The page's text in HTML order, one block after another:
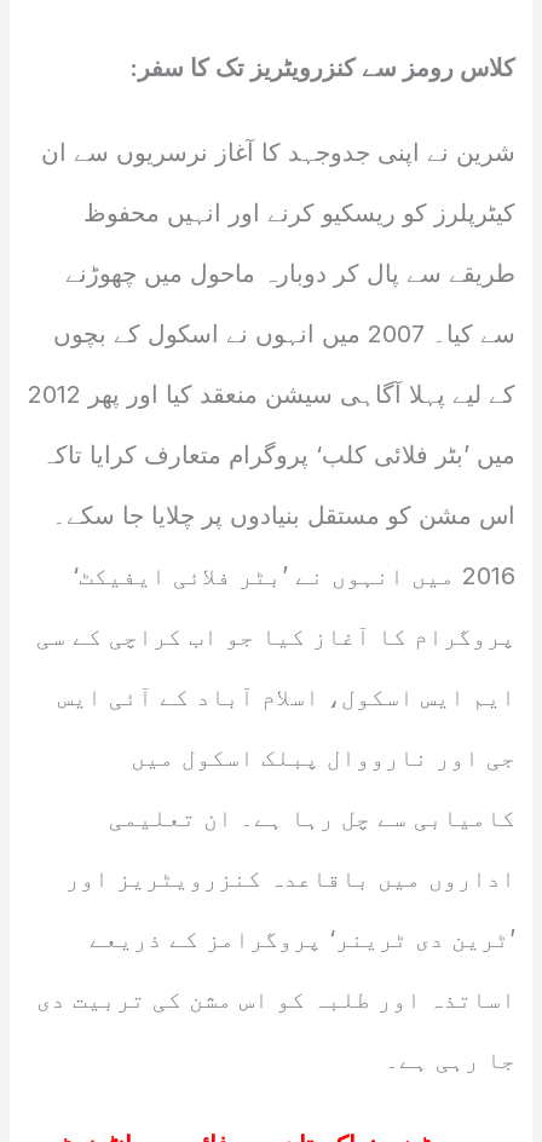
کلاس رومز سے کنزرویٹریز تک کا سفر:
شرین نے اپنی جدوجہد کا آغاز نرسریوں سے ان
کیٹرپلرز کو ریسکیو کرنے اور انہیں محفوظ
طریقے سے پال کر دوبارہ ماحول میں چھوڑنے
سے کیا۔ 2007 میں انہوں نے اسکول کے بچوں
کے لیے پہلا آگاہی سیشن منعقد کیا اور پھر 2012
میں ’بٹر فلائی کلب‘ پروگرام متعارف کرایا تاکہ
اس مشن کو مستقل بنیادوں پر چلایا جا سکے۔
2016 میں انہوں نے ’بٹر فلائی ایفیکٹ‘
پروگرام کا آغاز کیا جو اب کراچی کے سی
ایم ایس اسکول، اسلام آباد کے آئی ایس
جی اور نارووال پبلک اسکول میں
کامیابی سے چل رہا ہے۔ ان تعلیمی
اداروں میں باقاعدہ کنزرویٹریز اور
’ٹرین دی ٹرینر‘ پروگرامز کے ذریعے
اساتذہ اور طلبہ کو اس مشن کی تربیت دی
جا رہی ہے۔